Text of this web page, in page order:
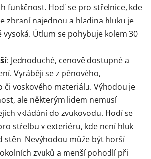
funkčnost. Hodí se pro střelnice, kde
zbraní najednou a hladina hluku je
Útlum se pohybuje kolem 30
: Jednoduché, cenově dostupné a
Vyrábějí se z pěnového,
či voskového materiálu. Výhodou je
ale některým lidem nemusí
vkládání do zvukovodu. Hodí se
střelbu v exteriéru, kde není hluk
stěn. Nevýhodou může být horší
zvuků a menší pohodlí při